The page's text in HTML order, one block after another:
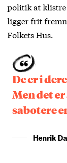
politik at
ligger frit
Folkets Hus.
De er i
Men det
sabotere
Henrik